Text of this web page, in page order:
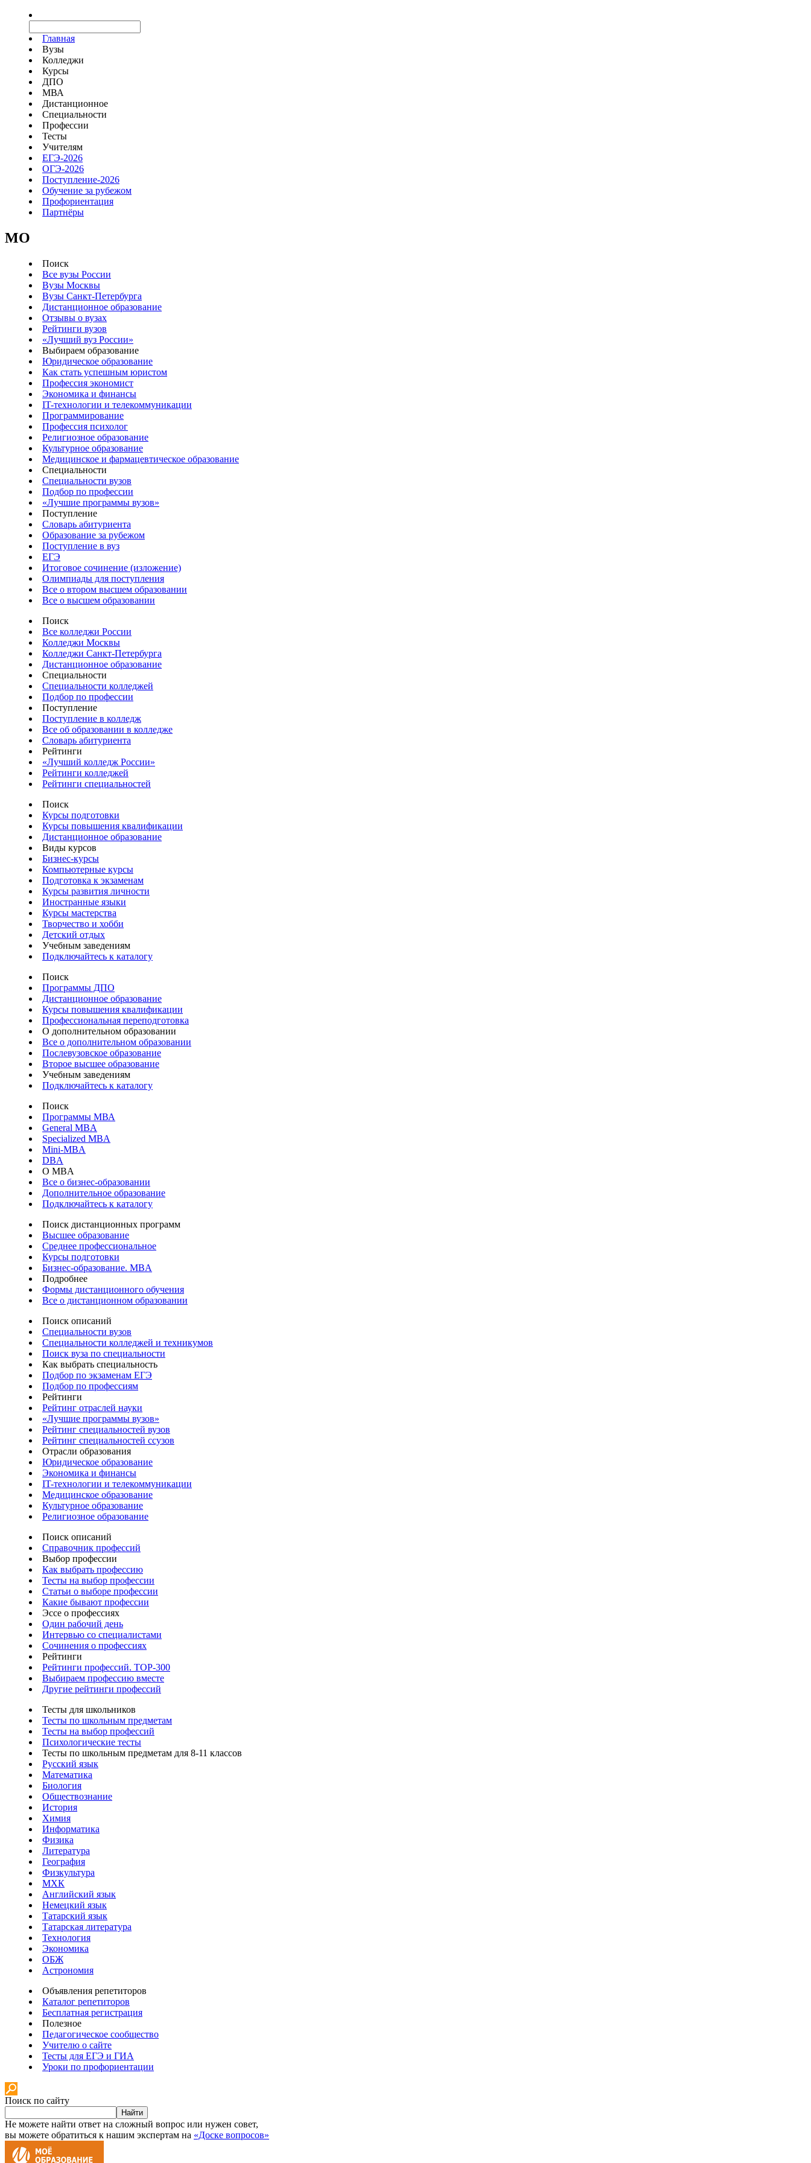
Главная
Вузы
Колледжи
Курсы
ДПО
МВА
Дистанционное
Специальности
Профессии
Тесты
Учителям
ЕГЭ-2026
ОГЭ-2026
Поступление-2026
Обучение за рубежом
Профориентация
Партнёры
MO
Поиск
Все вузы России
Вузы Москвы
Вузы Санкт-Петербурга
Дистанционное образование
Отзывы о вузах
Рейтинги вузов
«Лучший вуз России»
Выбираем образование
Юридическое образование
Как стать успешным юристом
Профессия экономист
Экономика и финансы
IT-технологии и телекоммуникации
Программирование
Профессия психолог
Религиозное образование
Культурное образование
Медицинское и фармацевтическое образование
Специальности
Специальности вузов
Подбор по профессии
«Лучшие программы вузов»
Поступление
Словарь абитуриента
Образование за рубежом
Поступление в вуз
ЕГЭ
Итоговое сочинение (изложение)
Олимпиады для поступления
Все о втором высшем образовании
Все о высшем образовании
Поиск
Все колледжи России
Колледжи Москвы
Колледжи Санкт-Петербурга
Дистанционное образование
Специальности
Специальности колледжей
Подбор по профессии
Поступление
Поступление в колледж
Все об образовании в колледже
Словарь абитуриента
Рейтинги
«Лучший колледж России»
Рейтинги колледжей
Рейтинги специальностей
Поиск
Курсы подготовки
Курсы повышения квалификации
Дистанционное образование
Виды курсов
Бизнес-курсы
Компьютерные курсы
Подготовка к экзаменам
Курсы развития личности
Иностранные языки
Курсы мастерства
Творчество и хобби
Детский отдых
Учебным заведениям
Подключайтесь к каталогу
Поиск
Программы ДПО
Дистанционное образование
Курсы повышения квалификации
Профессиональная переподготовка
О дополнительном образовании
Все о дополнительном образовании
Послевузовское образование
Второе высшее образование
Учебным заведениям
Подключайтесь к каталогу
Поиск
Программы МВА
General MBA
Specialized MBA
Mini-MBA
DBA
О MBA
Все о бизнес-образовании
Дополнительное образование
Подключайтесь к каталогу
Поиск дистанционных программ
Высшее образование
Среднее профессиональное
Курсы подготовки
Бизнес-образование. MBA
Подробнее
Формы дистанционного обучения
Все о дистанционном образовании
Поиск описаний
Специальности вузов
Специальности колледжей и техникумов
Поиск вуза по специальности
Как выбрать специальность
Подбор по экзаменам ЕГЭ
Подбор по профессиям
Рейтинги
Рейтинг отраслей науки
«Лучшие программы вузов»
Рейтинг специальностей вузов
Рейтинг специальностей ссузов
Отрасли образования
Юридическое образование
Экономика и финансы
IT-технологии и телекоммуникации
Медицинское образование
Культурное образование
Религиозное образование
Поиск описаний
Справочник профессий
Выбор профессии
Как выбрать профессию
Тесты на выбор профессии
Статьи о выборе профессии
Какие бывают профессии
Эссе о профессиях
Один рабочий день
Интервью со специалистами
Сочинения о профессиях
Рейтинги
Рейтинги профессий. TOP-300
Выбираем профессию вместе
Другие рейтинги профессий
Тесты для школьников
Тесты по школьным предметам
Тесты на выбор профессий
Психологические тесты
Тесты по школьным предметам для 8-11 классов
Русский язык
Математика
Биология
Обществознание
История
Химия
Информатика
Физика
Литература
География
Физкультура
МХК
Английский язык
Немецкий язык
Татарский язык
Татарская литература
Технология
Экономика
ОБЖ
Астрономия
Объявления репетиторов
Каталог репетиторов
Бесплатная регистрация
Полезное
Педагогическое сообщество
Учителю о сайте
Тесты для ЕГЭ и ГИА
Уроки по профориентации
Поиск по сайту
Найти
Не можете найти ответ на сложный вопрос или нужен совет,
вы можете обратиться к нашим экспертам на «Доске вопросов»